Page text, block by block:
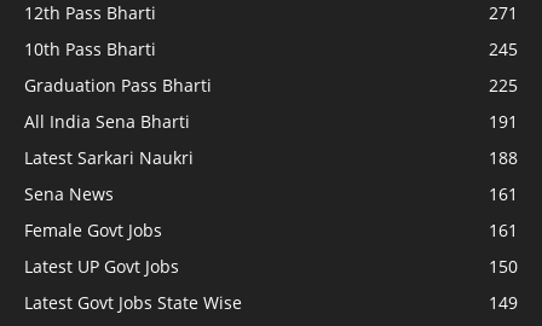
12th Pass Bharti
271
10th Pass Bharti
245
Graduation Pass Bharti
225
All India Sena Bharti
191
Latest Sarkari Naukri
188
Sena News
161
Female Govt Jobs
161
Latest UP Govt Jobs
150
Latest Govt Jobs State Wise
149